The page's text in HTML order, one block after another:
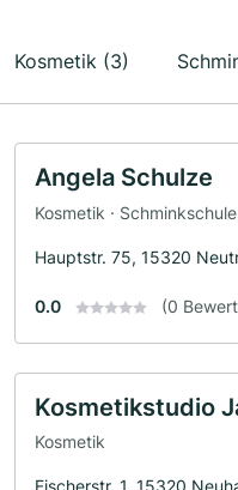
Kosmetik (3)
Angela Schulze
Kosmetik · Schminkschule
Hauptstr. 75, 15320
0.0 (0
Kosmetikstudio
Kosmetik